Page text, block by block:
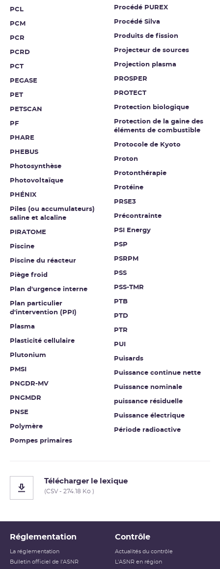
PCL
PCM
PCR
PCRD
PCT
PEGASE
PET
PETSCAN
PF
PHARE
PHEBUS
Photosynthèse
Photovoltaïque
PHÉNIX
Piles (ou accumulateurs)
saline et alcaline
PIRATOME
Piscine
Piscine du réacteur
Piège froid
Plan d'urgence interne
Plan particulier
d'intervention (PPI)
Plasma
Plasticité cellulaire
Plutonium
PMSI
PNGDR-MV
PNGMDR
PNSE
Polymère
Pompes primaires
Procédé PUREX
Procédé Silva
Produits de fission
Projecteur de sources
Projection plasma
PROSPER
PROTECT
Protection biologique
Protection de la gaine des
éléments de combustible
Protocole de Kyoto
Proton
Protonthérapie
Protéine
PRSE3
Précontrainte
PSI Energy
PSP
PSRPM
PSS
PSS-TMR
PTB
PTD
PTR
PUI
Puisards
Puissance continue nette
Puissance nominale
puissance résiduelle
Puissance électrique
Période radioactive
Télécharger le lexique
(CSV - 274.18 Ko )
Réglementation
La réglementation
Bulletin officiel de l'ASNR
Contrôle
Actualités du contrôle
L'ASNR en région